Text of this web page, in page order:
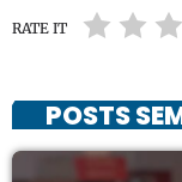
RATE IT
POSTS